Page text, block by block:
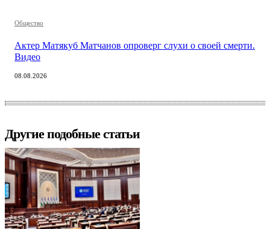
Общество
Актер Матякуб Матчанов опроверг слухи о своей смерти.
Видео
08.08.2026
Другие подобные статьи